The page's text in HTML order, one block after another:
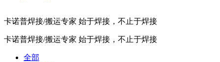
卡诺普焊接/搬运专家 始于焊接，不止于焊接
卡诺普焊接/搬运专家 始于焊接，不止于焊接
全部